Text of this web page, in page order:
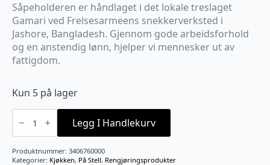
Såpeholderen er håndlaget i det lokale treslaget
Gamari ved Frelsesarmeens snekkerverksted i
Jashore, Bangladesh. Gjennom gode arbeidsforhold
og en anstendig lønn, hjelper vi mennesker ut av
fattigdom.
Kun 5 på lager
Såpeholder
stor
stell
antall
Legg I Handlekurv
Produktnummer: 3406760000
Kategorier: Kjøkken, På Stell, Rengjøringsprodukter